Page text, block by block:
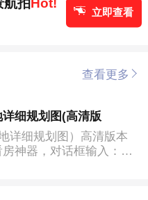
立即查看
查看更多
细规划图(高清版
详细规划图）高清版本
神器，对话框输入：崇